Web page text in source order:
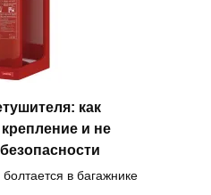
как
и не
в багажнике